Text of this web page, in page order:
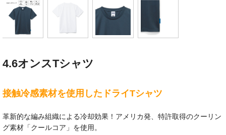
4.6オンスTシャツ
接触冷感素材を使用したドライTシャツ
革新的な編み組織による冷却効果！アメリカ発、特許取得のクーリン
グ素材「クールコア」を使用。